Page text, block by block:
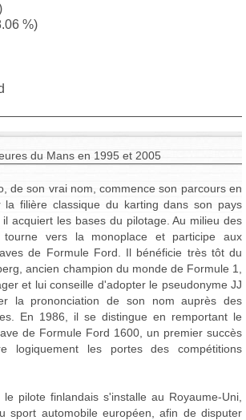
%)
du Mans en 1995 et 2005
de son vrai nom, commence son parcours en
la filière classique du karting dans son pays
acquiert les bases du pilotage. Au milieu des
vers la monoplace et participe aux
de Formule Ford. Il bénéficie très tôt du
ancien champion du monde de Formule 1,
et lui conseille d'adopter le pseudonyme JJ
la prononciation de son nom auprès des
En 1986, il se distingue en remportant le
de Formule Ford 1600, un premier succès
logiquement les portes des compétitions
pilote finlandais s'installe au Royaume-Uni,
sport automobile européen, afin de disputer